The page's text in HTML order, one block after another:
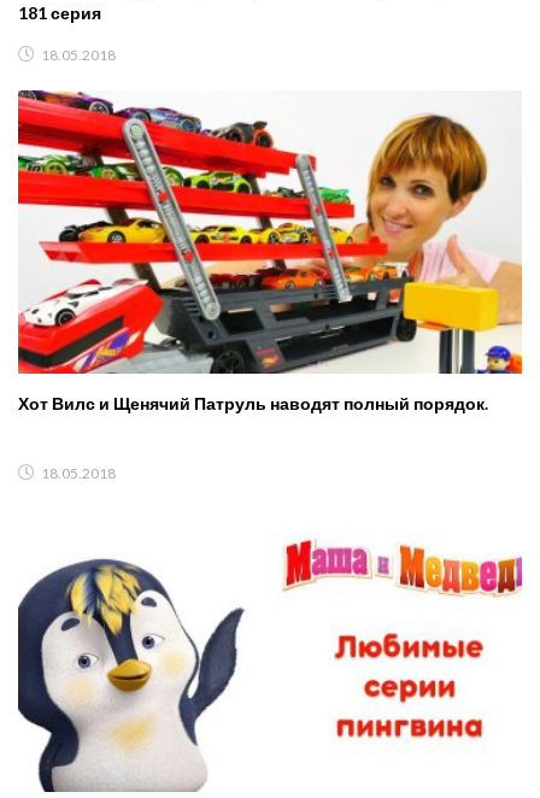
181 серия
18.05.2018
Хот Вилс и Щенячий Патруль наводят полный порядок.
18.05.2018